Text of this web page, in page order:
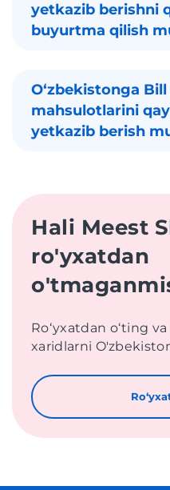
yetkazib berishni
buyurtma qilish
Oʻzbekistonga
mahsulotlarini
yetkazib berish
Hali Meest
ro'yxatdan
Roʻyxatdan oʻting
xaridlarni